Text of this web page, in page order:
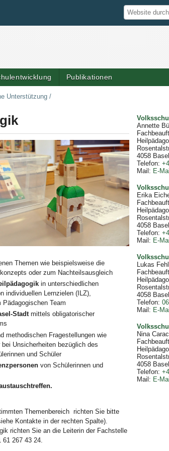
Suche
Website
Publikationen
Unterstützung /
Themen wie beispielsweise die
oder zum Nachteilsausgleich
in unterschiedlichen
individuellen Lernzielen (ILZ),
Pädagogischen Team
Stadt mittels obligatorischer
methodischen Fragestellungen wie
Unsicherheiten bezüglich des
und Schüler
von Schülerinnen und
Themenbereich richten Sie bitte
Kontakte in der rechten Spalte).
richten Sie an die Leiterin der Fachstelle
61 267 43 24.
Annette
4058 Basel
Telefon:
Mail : E-Mail
Erika
4058 Basel
Telefon:
Mail : E-Mail
Lukas
4058 Basel
Telefon:
Mail : E-Mail
Nina
4058 Basel
Telefon:
Mail : E-Mail